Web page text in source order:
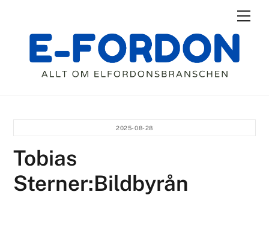
content
2025-08-28
Tobias
Sterner:Bildbyrån